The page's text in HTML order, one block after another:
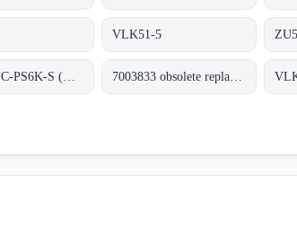
VLK51-5